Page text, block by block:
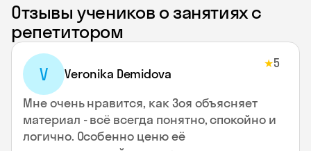
Отзывы учеников о занятиях с
репетитором
V Veronika Demidova
★5
Мне очень нравится, как Зоя объясняет
материал - всё всегда понятно, спокойно и
логично. Особенно ценю её